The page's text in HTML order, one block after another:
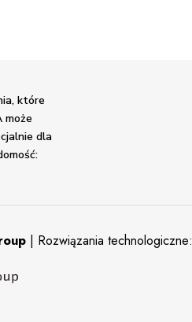
które
może
dla
| Rozwiązania technologiczne: